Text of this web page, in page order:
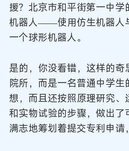
援？北京市和平街第一中
机器人——使用仿生机器人
一个球形机器人。
是的，你没看错，这样的
院所，而是一名普通中学
想，而且还按照原理研究
和实物试验的步骤，做出
满志地筹划着提交专利申请